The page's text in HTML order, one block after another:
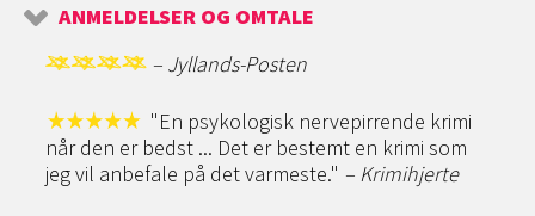
ANMELDELSER OG OMTALE
– Jyllands-Posten
"En psykologisk nervepirrende krimi
når den er bedst ... Det er bestemt en krimi som
jeg vil anbefale på det varmeste." – Krimihjerte